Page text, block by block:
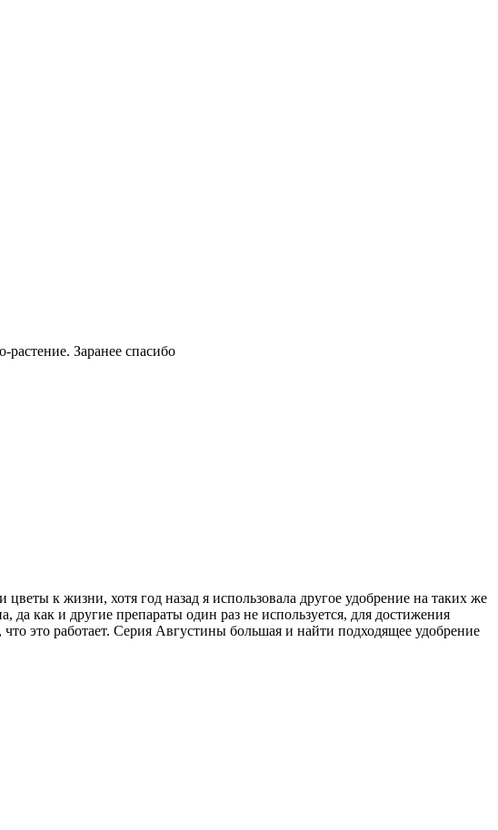
растение. Заранее спасибо
к жизни, хотя год назад я использовала другое удобрение на таких же
как и другие препараты один раз не используется, для достижения
это работает. Серия Августины большая и найти подходящее удобрение